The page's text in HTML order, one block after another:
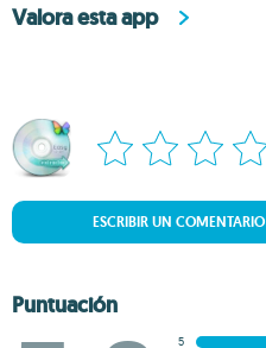
Valora esta app
ESCRIBIR UN COMENTARIO
Puntuación
5